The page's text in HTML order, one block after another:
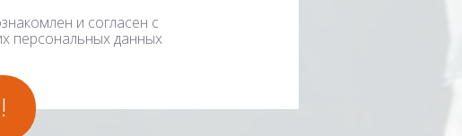
и согласен с
персональных данных